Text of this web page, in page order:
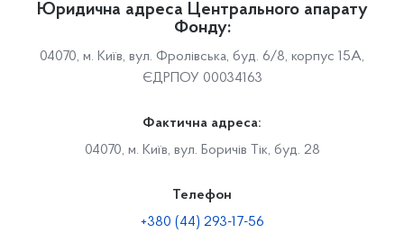
Юридична адреса Центрального апарату
Фонду:
04070, м. Київ, вул. Фролівська, буд. 6/8, корпус 15А,
ЄДРПОУ 00034163
Фактична адреса:
04070, м. Київ, вул. Боричів Тік, буд. 28
Телефон
+380 (44) 293-17-56